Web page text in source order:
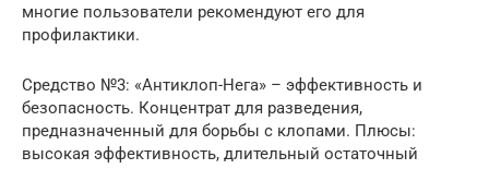
многие пользователи рекомендуют его для
профилактики.
Средство №3: «Антиклоп-Нега» – эффективность и
безопасность. Концентрат для разведения,
предназначенный для борьбы с клопами. Плюсы:
высокая эффективность, длительный остаточный